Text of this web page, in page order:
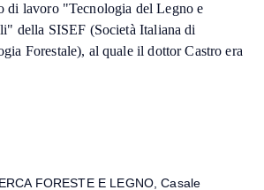
di lavoro "Tecnologia del Legno e
della SISEF (Società Italiana di
Forestale), al quale il dottor Castro era
FORESTE E LEGNO, Casale